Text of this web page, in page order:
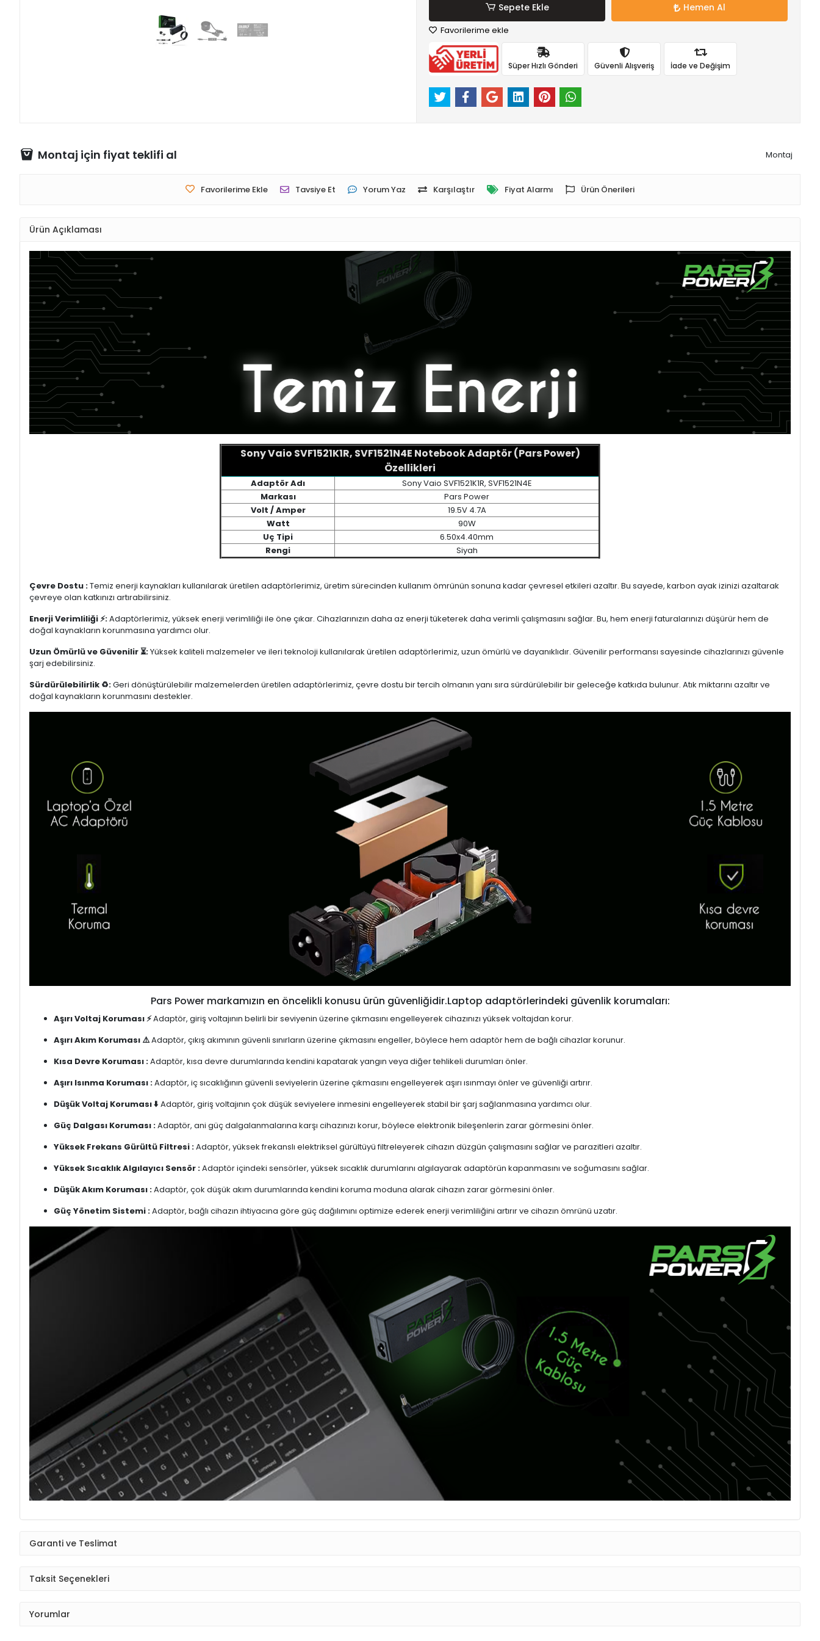
Sepete Ekle Hemen Al
Favorilerime ekle
Süper Hızlı Gönderi Güvenli Alışveriş İade ve Değişim
Montaj için fiyat teklifi al Montaj
Favorilerime Ekle Tavsiye Et Yorum Yaz Karşılaştır Fiyat Alarmı Ürün Önerileri
Ürün Açıklaması
Sony Vaio SVF1521K1R, SVF1521N4E Notebook Adaptör (Pars Power)
Özellikleri
Adaptör Adı
Sony Vaio SVF1521K1R, SVF1521N4E
Markası
Pars Power
Volt / Amper
19.5V 4.7A
Watt
90W
Uç Tipi
6.50x4.40mm
Rengi
Siyah
Çevre Dostu :Temiz enerji kaynakları kullanılarak üretilen adaptörlerimiz, üretim sürecinden kullanım ömrünün sonuna kadar çevresel etkileri azaltır. Bu sayede, karbon ayak izinizi azaltarak
çevreye olan katkınızı artırabilirsiniz.
Enerji Verimliliği ⚡:Adaptörlerimiz, yüksek enerji verimliliği ile öne çıkar. Cihazlarınızın daha az enerji tüketerek daha verimli çalışmasını sağlar. Bu, hem enerji faturalarınızı düşürür hem de
doğal kaynakların korunmasına yardımcı olur.
Uzun Ömürlü ve Güvenilir ⏳:Yüksek kaliteli malzemeler ve ileri teknoloji kullanılarak üretilen adaptörlerimiz, uzun ömürlü ve dayanıklıdır. Güvenilir performansı sayesinde cihazlarınızı güvenle
şarj edebilirsiniz.
Sürdürülebilirlik ♻️:Geri dönüştürülebilir malzemelerden üretilen adaptörlerimiz, çevre dostu bir tercih olmanın yanı sıra sürdürülebilir bir geleceğe katkıda bulunur. Atık miktarını azaltır ve
doğal kaynakların korunmasını destekler.
Pars Power markamızın en öncelikli konusu ürün güvenliğidir.Laptop adaptörlerindeki güvenlik korumaları:
Aşırı Voltaj Koruması ⚡Adaptör, giriş voltajının belirli bir seviyenin üzerine çıkmasını engelleyerek cihazınızı yüksek voltajdan korur.
Aşırı Akım Koruması ⚠️Adaptör, çıkış akımının güvenli sınırların üzerine çıkmasını engeller, böylece hem adaptör hem de bağlı cihazlar korunur.
Kısa Devre Koruması :Adaptör, kısa devre durumlarında kendini kapatarak yangın veya diğer tehlikeli durumları önler.
Aşırı Isınma Koruması :Adaptör, iç sıcaklığının güvenli seviyelerin üzerine çıkmasını engelleyerek aşırı ısınmayı önler ve güvenliği artırır.
Düşük Voltaj Koruması ⬇️Adaptör, giriş voltajının çok düşük seviyelere inmesini engelleyerek stabil bir şarj sağlanmasına yardımcı olur.
Güç Dalgası Koruması :Adaptör, ani güç dalgalanmalarına karşı cihazınızı korur, böylece elektronik bileşenlerin zarar görmesini önler.
Yüksek Frekans Gürültü Filtresi :Adaptör, yüksek frekanslı elektriksel gürültüyü filtreleyerek cihazın düzgün çalışmasını sağlar ve parazitleri azaltır.
Yüksek Sıcaklık Algılayıcı Sensör :Adaptör içindeki sensörler, yüksek sıcaklık durumlarını algılayarak adaptörün kapanmasını ve soğumasını sağlar.
Düşük Akım Koruması :Adaptör, çok düşük akım durumlarında kendini koruma moduna alarak cihazın zarar görmesini önler.
Güç Yönetim Sistemi :Adaptör, bağlı cihazın ihtiyacına göre güç dağılımını optimize ederek enerji verimliliğini artırır ve cihazın ömrünü uzatır.
Garanti ve Teslimat
Taksit Seçenekleri
Yorumlar